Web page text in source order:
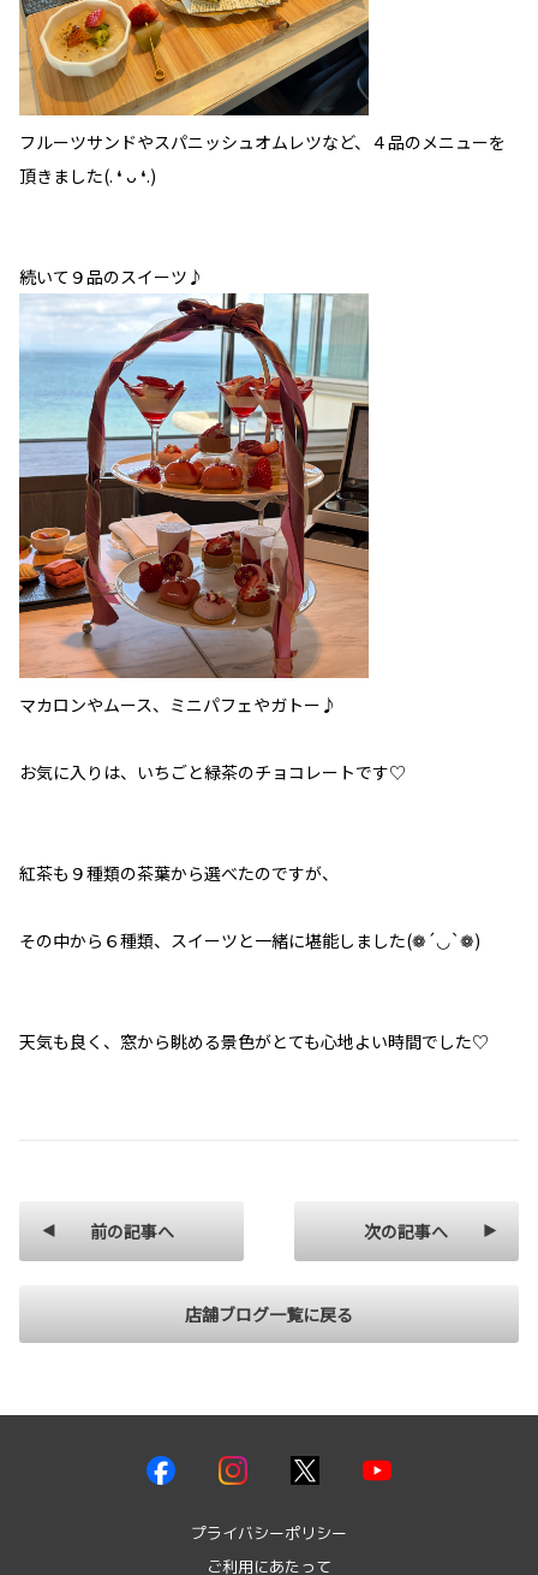
フルーツサンドやスパニッシュオムレツなど、４品のメニューを
頂きました(. ❛ ᴗ ❛.)
続いて９品のスイーツ♪
マカロンやムース、ミニパフェやガトー♪
お気に入りは、いちごと緑茶のチョコレートです♡
紅茶も９種類の茶葉から選べたのですが、
その中から６種類、スイーツと一緒に堪能しました(❁´◡`❁)
天気も良く、窓から眺める景色がとても心地よい時間でした♡
前の記事へ
店舗ブログ一覧に戻る
次の記事へ
プライバシーポリシー
ご利用にあたって